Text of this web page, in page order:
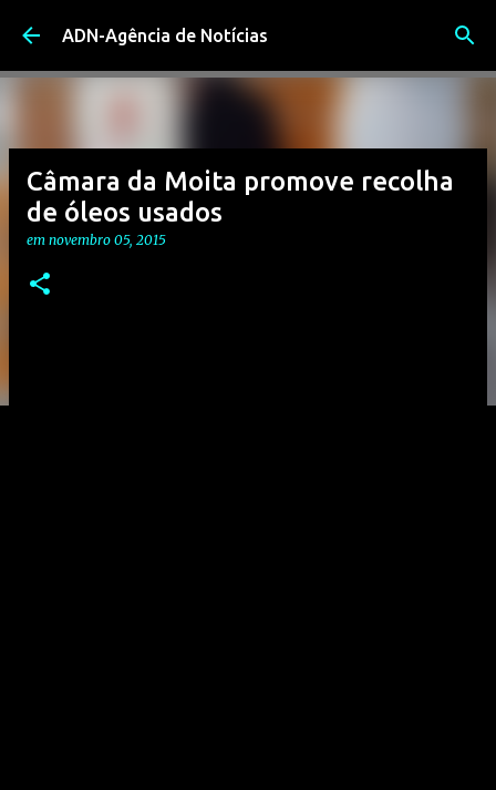
Avançar para o conteúdo principal
ADN-Agência de Notícias
Câmara da Moita promove recolha
de óleos usados
em novembro 05, 2015